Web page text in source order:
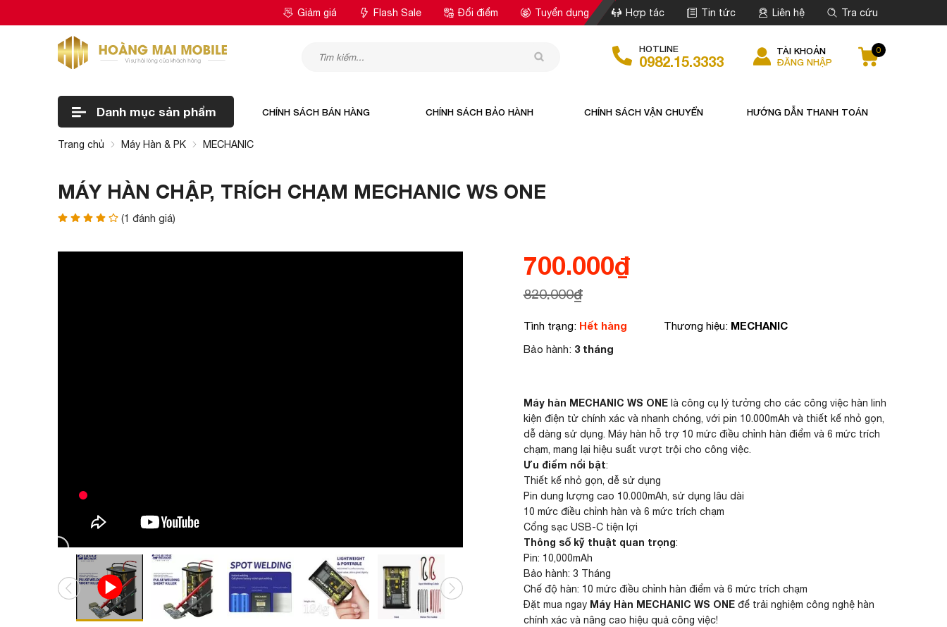
Giảm giá Flash Sale Đổi điểm Tuyển dụng Hợp tác Tin tức Liên hệ Tra cứu
HOTLINE
0982.15.3333
TÀI KHOẢN
ĐĂNG NHẬP
0
Danh mục sản phẩm CHÍNH SÁCH BÁN HÀNG CHÍNH SÁCH BẢO HÀNH CHÍNH SÁCH VẬN CHUYỂN HƯỚNG DẪN THANH TOÁN
Trang chủ Máy Hàn & PK MECHANIC
MÁY HÀN CHẬP, TRÍCH CHẠM MECHANIC WS ONE
(1 đánh giá)
700.000₫
820.000₫
Tình trạng: Hết hàng Thương hiệu: MECHANIC
Bảo hành: 3 tháng
Máy hàn MECHANIC WS ONElà công cụ lý tưởng cho các công việc hàn linh
kiện điện tử chính xác và nhanh chóng, với pin 10.000mAh và thiết kế nhỏ gọn,
dễ dàng sử dụng. Máy hàn hỗ trợ 10 mức điều chỉnh hàn điểm và 6 mức trích
chạm, mang lại hiệu suất vượt trội cho công việc.
Ưu điểm nổi bật:
Thiết kế nhỏ gọn, dễ sử dụng
Pin dung lượng cao 10.000mAh, sử dụng lâu dài
10 mức điều chỉnh hàn và 6 mức trích chạm
Cổng sạc USB-C tiện lợi
Thông số kỹ thuật quan trọng:
Pin: 10,000mAh
Bảo hành: 3 Tháng
Chế độ hàn: 10 mức điều chỉnh hàn điểm và 6 mức trích chạm
Đặt mua ngay Máy Hàn MECHANIC WS ONEđể trải nghiệm công nghệ hàn
chính xác và nâng cao hiệu quả công việc!